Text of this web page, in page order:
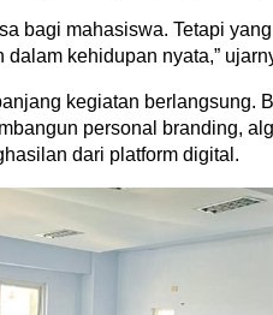
bagi mahasiswa. Tetapi
kehidupan nyata,”
kegiatan berlangsung.
personal branding,
dari platform digital.